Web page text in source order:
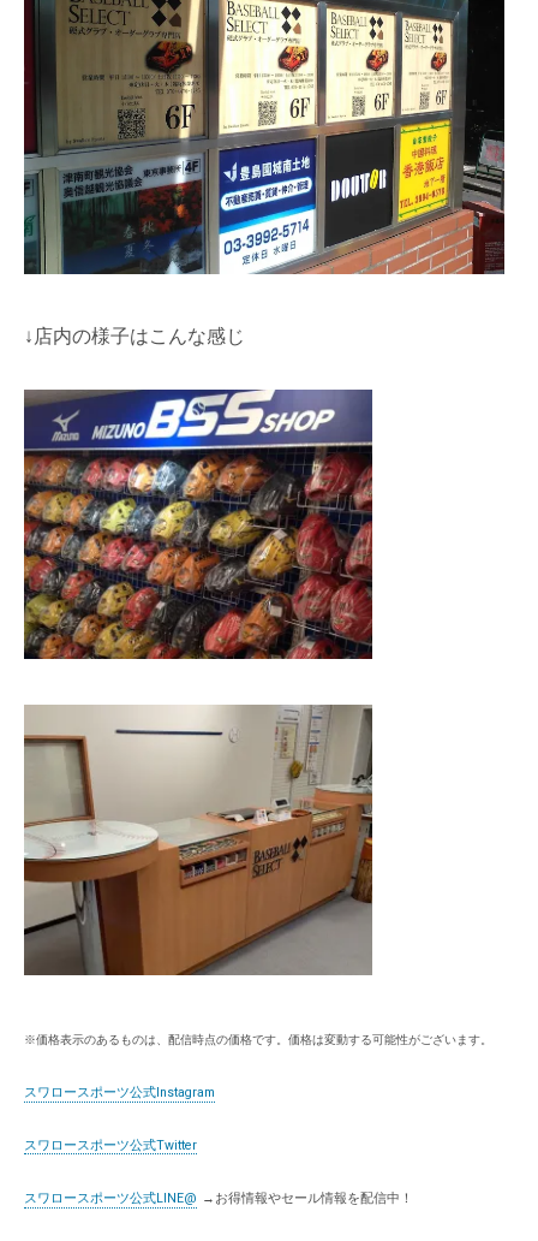
↓店内の様子はこんな感じ
※価格表示のあるものは、配信時点の価格です。価格は変動する可能性がございます。
スワロースポーツ公式Instagram
スワロースポーツ公式Twitter
スワロースポーツ公式LINE@ →お得情報やセール情報を配信中！